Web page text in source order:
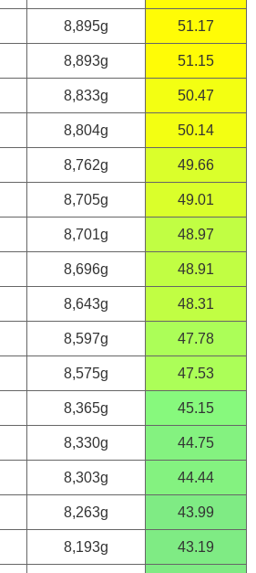
8,895g 51.17
8,893g 51.15
8,833g 50.47
8,804g 50.14
8,762g 49.66
8,705g 49.01
8,701g 48.97
8,696g 48.91
8,643g 48.31
8,597g 47.78
8,575g 47.53
8,365g 45.15
8,330g 44.75
8,303g 44.44
8,263g 43.99
8,193g 43.19